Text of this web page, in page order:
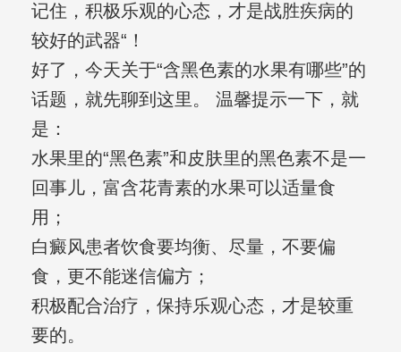
记住，积极乐观的心态，才是战胜疾病的
较好的武器“！
好了，今天关于“含黑色素的水果有哪些”的
话题，就先聊到这里。 温馨提示一下，就
是：
水果里的“黑色素”和皮肤里的黑色素不是一
回事儿，富含花青素的水果可以适量食
用；
白癜风患者饮食要均衡、尽量，不要偏
食，更不能迷信偏方；
积极配合治疗，保持乐观心态，才是较重
要的。